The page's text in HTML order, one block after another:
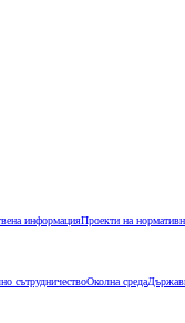
информацияПроекти на
сътрудничествоОколна среда